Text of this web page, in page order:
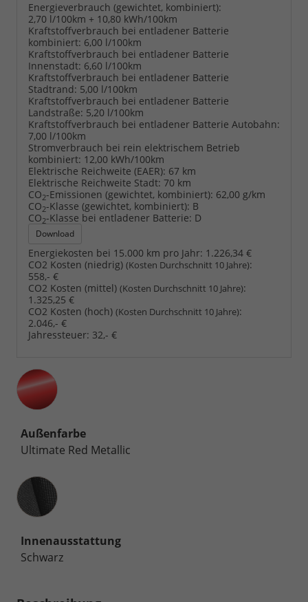
Energieverbrauch (gewichtet, kombiniert):
2,70 l/100km + 10,80 kWh/100km
Kraftstoffverbrauch bei entladener Batterie
kombiniert: 6,00 l/100km
Kraftstoffverbrauch bei entladener Batterie
Innenstadt: 6,60 l/100km
Kraftstoffverbrauch bei entladener Batterie
Stadtrand: 5,00 l/100km
Kraftstoffverbrauch bei entladener Batterie
Landstraße: 5,20 l/100km
Kraftstoffverbrauch bei entladener Batterie Autobahn:
7,00 l/100km
Stromverbrauch bei rein elektrischem Betrieb
kombiniert: 12,00 kWh/100km
Elektrische Reichweite (EAER): 67 km
Elektrische Reichweite Stadt: 70 km
CO2-Emissionen (gewichtet, kombiniert): 62,00 g/km
CO2-Klasse (gewichtet, kombiniert): B
CO2-Klasse bei entladener Batterie: D
Download
Energiekosten bei 15.000 km pro Jahr: 1.226,34 €
CO2 Kosten (niedrig) (Kosten Durchschnitt 10 Jahre):
558,- €
CO2 Kosten (mittel) (Kosten Durchschnitt 10 Jahre):
1.325,25 €
CO2 Kosten (hoch) (Kosten Durchschnitt 10 Jahre):
2.046,- €
Jahressteuer: 32,- €
Außenfarbe
Ultimate Red Metallic
Innenausstattung
Innenausstattung
Schwarz